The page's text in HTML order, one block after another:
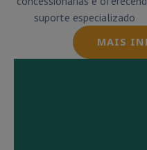
suporte especializado
MAIS